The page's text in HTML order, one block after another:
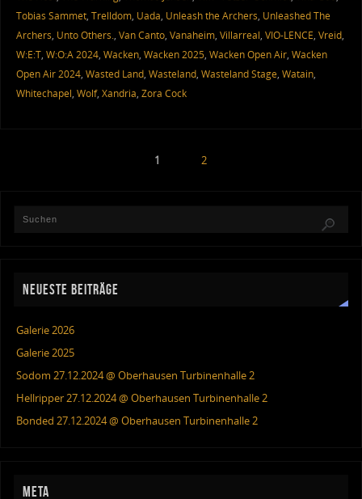
Tobias Sammet, Trelldom, Uada, Unleash the Archers, Unleashed The
Archers, Unto Others., Van Canto, Vanaheim, Villarreal, VIO-LENCE, Vreid,
W:E:T, W:O:A 2024, Wacken, Wacken 2025, Wacken Open Air, Wacken
Open Air 2024, Wasted Land, Wasteland, Wasteland Stage, Watain,
Whitechapel, Wolf, Xandria, Zora Cock
1 2
NEUESTE BEITRÄGE
Galerie 2026
Galerie 2025
Sodom 27.12.2024 @ Oberhausen Turbinenhalle 2
Hellripper 27.12.2024 @ Oberhausen Turbinenhalle 2
Bonded 27.12.2024 @ Oberhausen Turbinenhalle 2
META